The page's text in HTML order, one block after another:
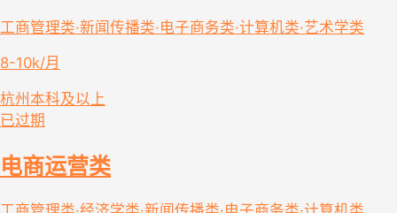
工商管理类·新闻传播类·电子商务类·计算机类·艺术学类
8-10k/月
杭州 本科及以上
已过期
电商运营类